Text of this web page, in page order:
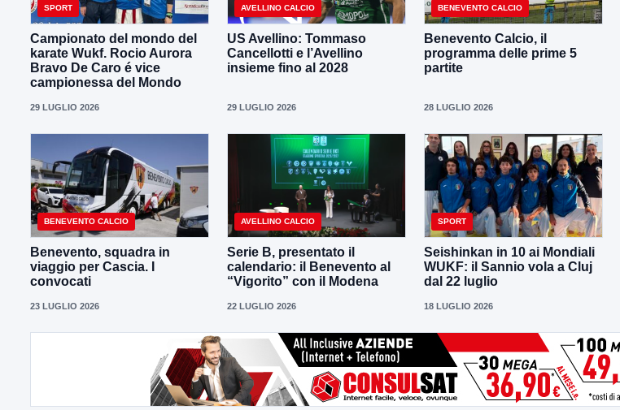
SPORT
Campionato del mondo del
karate Wukf. Rocio Aurora
Bravo De Caro é vice
campionessa del Mondo
29 LUGLIO 2026
AVELLINO CALCIO
US Avellino: Tommaso
Cancellotti e l’Avellino
insieme fino al 2028
29 LUGLIO 2026
BENEVENTO CALCIO
Benevento Calcio, il
programma delle prime 5
partite
28 LUGLIO 2026
BENEVENTO CALCIO
Benevento, squadra in
viaggio per Cascia. I
convocati
23 LUGLIO 2026
AVELLINO CALCIO
Serie B, presentato il
calendario: il Benevento al
“Vigorito” con il Modena
22 LUGLIO 2026
SPORT
Seishinkan in 10 ai Mondiali
WUKF: il Sannio vola a Cluj
dal 22 luglio
18 LUGLIO 2026